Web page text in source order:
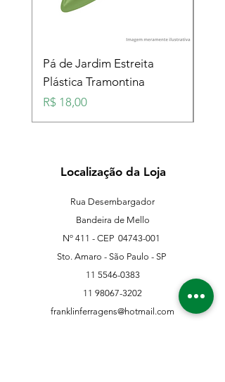
Pá de Jardim Estreita
Plástica Tramontina
Preço
R$ 18,00
Localização da Loja
Rua Desembargador
Bandeira de Mello
Nº 411 - CEP 04743-001
Sto. Amaro - São Paulo - SP
11 5546-0383
11 98067-3202
franklinferragens@hotmail.com